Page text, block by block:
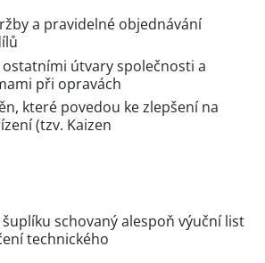
a pravidelné objednávání
útvary společnosti a
při opravách
které povedou ke zlepšení na
(tzv. Kaizen
schovaný alespoň výuční list
technického